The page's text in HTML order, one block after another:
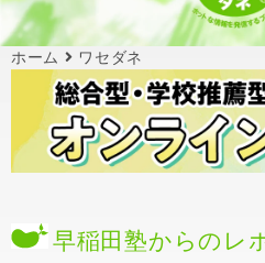
ホーム ワセダネ
早稲田塾からのレ